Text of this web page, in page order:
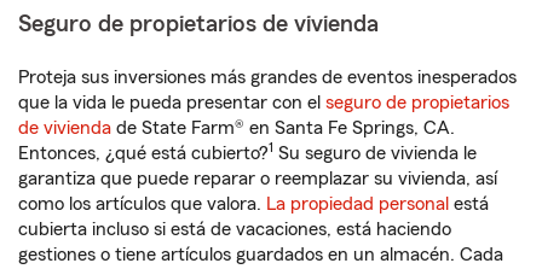
Seguro de propietarios de vivienda
Proteja sus inversiones más grandes de eventos inesperados
que la vida le pueda presentar con el seguro de propietarios
de vivienda de State Farm® en Santa Fe Springs, CA.
Entonces, ¿qué está cubierto?1 Su seguro de vivienda le
garantiza que puede reparar o reemplazar su vivienda, así
como los artículos que valora. La propiedad personal está
cubierta incluso si está de vacaciones, está haciendo
gestiones o tiene artículos guardados en un almacén. Cada